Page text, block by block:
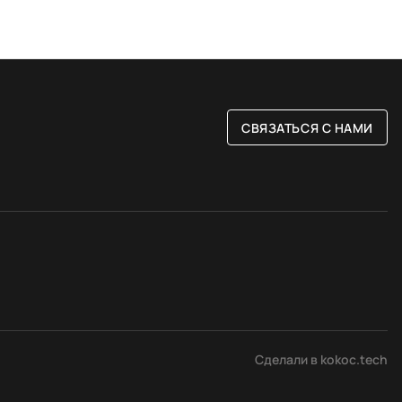
СВЯЗАТЬСЯ С НАМИ
Сделали в kokoc.tech